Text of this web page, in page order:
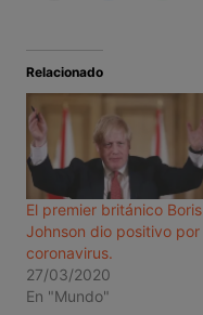
Relacionado
El premier británico Boris
Johnson dio positivo por
coronavirus.
27/03/2020
En "Mundo"